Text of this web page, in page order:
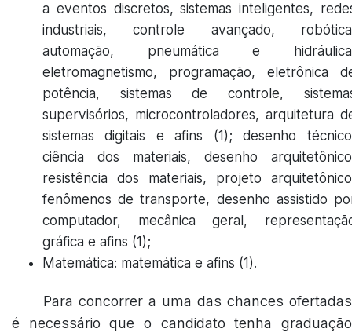
a eventos discretos, sistemas inteligentes,
industriais, controle avançado,
automação, pneumática e
eletromagnetismo, programação, eletrônica
potência, sistemas de controle,
supervisórios, microcontroladores, arquitetura
sistemas digitais e afins (1); desenho
ciência dos materiais, desenho
resistência dos materiais, projeto
fenômenos de transporte, desenho assistido
computador, mecânica geral,
gráfica e afins (1);
Matemática: matemática e afins (1).
Para concorrer a uma das chances
é necessário que o candidato tenha